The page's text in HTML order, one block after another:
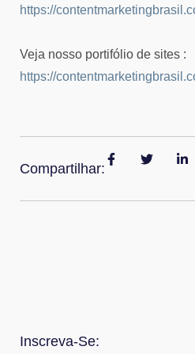
https://
Veja nosso portifólio de sites :
https://
Compartilhar:
Inscreva-Se: